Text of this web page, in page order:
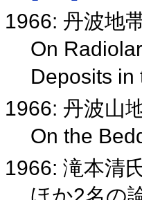
1966: 丹波地
On
Deposits
1966: 丹波山
On the
1966: 滝本清